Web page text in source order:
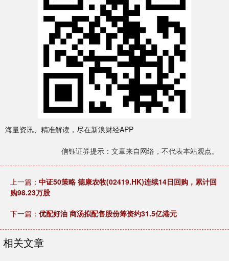
海量资讯、精准解读，尽在新浪财经APP
信钰证券提示：文章来自网络，不代表本站观点。
上一篇： 中证50策略 德康农牧(02419.HK)连续14日回购，累计回
购98.23万股
下一篇： 优配好油 商汤拟配售股份筹资约31.5亿港元
相关文章